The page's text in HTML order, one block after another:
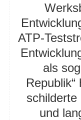
ATP-
als
schilderte
und